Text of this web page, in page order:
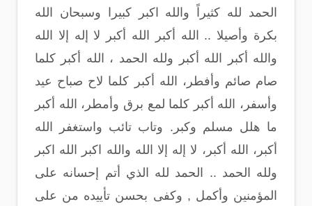
الحمد لله كثيراً والله اكبر كبيرا وسبحان الله
بكرة وأصيلا .. الله أكبر الله أكبر لا إله إلا الله
والله أكبر الله أكبر ولله الحمد ، الله أكبر كلما
صام صائم وأفطر، الله أكبر كلما لاح صباح عيد
وأسفر، الله أكبر كلما لمع برق وأمطر، الله أكبر
ما هلل مسلم وكبر. وتاب تائب واستغفر الله
أكبر، الله أكبر، لا إله إلا الله والله اكبر الله اكبر
ولله الحمد .. الحمد لله الذي أتم إحسانه على
المؤمنين وأكمل , وكفى بحسن تأييده من على